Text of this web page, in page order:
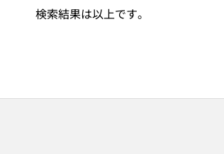
検索結果は以上です。